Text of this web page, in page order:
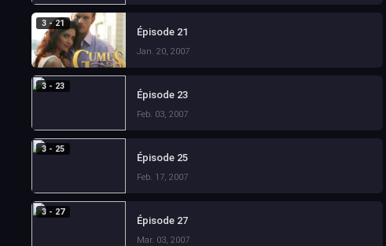
3 - 21
Épisode 21
Jan. 20, 2007
3 - 23
Épisode 23
Feb. 03, 2007
3 - 25
Épisode 25
Feb. 17, 2007
3 - 27
Épisode 27
Mar. 03, 2007